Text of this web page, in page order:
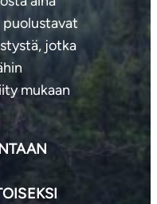
puolustavat
jotka
mukaan